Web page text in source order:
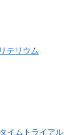
テリウム
イムトライアル